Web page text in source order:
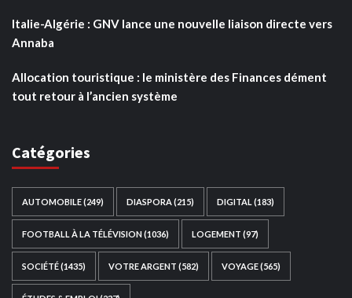
Italie-Algérie : GNV lance une nouvelle liaison directe vers
Annaba
Allocation touristique : le ministère des Finances dément
tout retour à l’ancien système
Catégories
AUTOMOBILE(249) DIASPORA (215) DIGITAL (183)
FOOTBALL À LA TÉLÉVISION(1036) LOGEMENT (97)
SOCIÉTÉ(1435) VOTRE ARGENT (582) VOYAGE(565)